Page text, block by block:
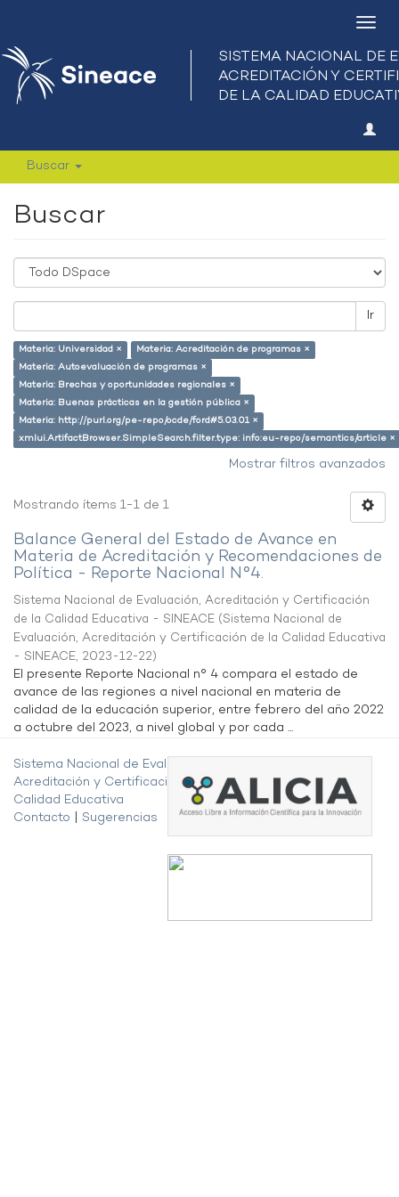
Buscar
Buscar
Ir
Materia: Universidad ×
Materia: Acreditación de programas ×
Materia: Autoevaluación de programas ×
Materia: Brechas y oportunidades regionales ×
Materia: Buenas prácticas en la gestión pública ×
Materia: http://purl.org/pe-repo/ocde/ford#5.03.01 ×
xmlui.ArtifactBrowser.SimpleSearch.filter.type: info:eu-repo/semantics/article ×
Mostrar filtros avanzados
Mostrando ítems 1-1 de 1
Balance General del Estado de Avance en
Materia de Acreditación y Recomendaciones de
Política - Reporte Nacional N°4.
Sistema Nacional de Evaluación, Acreditación y Certificación
de la Calidad Educativa - SINEACE (Sistema Nacional de
Evaluación, Acreditación y Certificación de la Calidad Educativa
- SINEACE, 2023-12-22)
El presente Reporte Nacional n° 4 compara el estado de
avance de las regiones a nivel nacional en materia de
calidad de la educación superior, entre febrero del año 2022
a octubre del 2023, a nivel global y por cada ...
Sistema Nacional de Evaluación,
Acreditación y Certificación de la
Calidad Educativa
Contacto
Sugerencias